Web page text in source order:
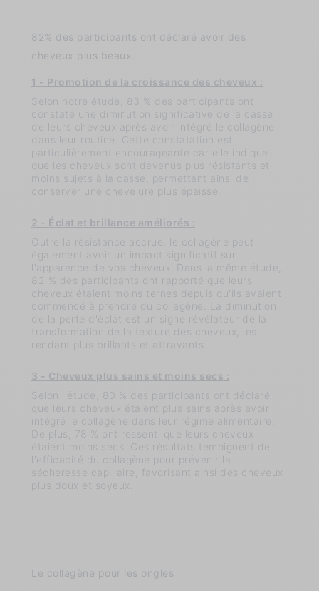
82% des participants ont déclaré avoir des
cheveux plus beaux.
1 - Promotion de la croissance des cheveux :
Selon notre étude, 83 % des participants ont
constaté une diminution significative de la casse
de leurs cheveux après avoir intégré le collagène
dans leur routine. Cette constatation est
particulièrement encourageante car elle indique
que les cheveux sont devenus plus résistants et
moins sujets à la casse, permettant ainsi de
conserver une chevelure plus épaisse.
2 - Éclat et brillance améliorés :
Outre la résistance accrue, le collagène peut
également avoir un impact significatif sur
l'apparence de vos cheveux. Dans la même étude,
82 % des participants ont rapporté que leurs
cheveux étaient moins ternes depuis qu'ils avaient
commencé à prendre du collagène. La diminution
de la perte d'éclat est un signe révélateur de la
transformation de la texture des cheveux, les
rendant plus brillants et attrayants.
3 - Cheveux plus sains et moins secs :
Selon l'étude, 80 % des participants ont déclaré
que leurs cheveux étaient plus sains après avoir
intégré le collagène dans leur régime alimentaire.
De plus, 78 % ont ressenti que leurs cheveux
étaient moins secs. Ces résultats témoignent de
l'efficacité du collagène pour prévenir la
sécheresse capillaire, favorisant ainsi des cheveux
plus doux et soyeux.
Le collagène pour les ongles